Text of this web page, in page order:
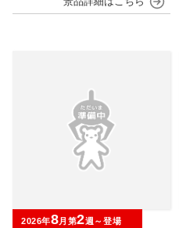
2026年8月第2週～登場